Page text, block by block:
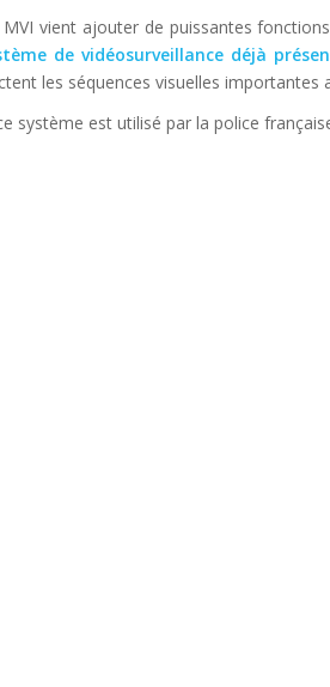
vient ajouter de puissantes fonctions
de vidéosurveillance déjà
les séquences visuelles importantes
système est utilisé par la police